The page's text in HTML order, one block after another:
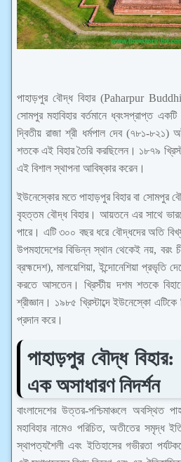
পাহাড়পুর বৌদ্ধ বিহার (Paharpur
সোমপুর মহাবিহার বর্তমানে ধ্বংসপ্রাপ্ত
দ্বিতীয় রাজা শ্রী ধর্মপাল দেব (৭৮১-৮২১)
শতকে এই বিহার তৈরি করছিলেন। ১৮৭৯
এই বিশাল স্থাপনা আবিষ্কার করেন।
ইউনেস্কোর মতে পাহাড়পুর বিহার বা সোমপুর
বৃহত্তম বৌদ্ধ বিহার। আয়তনে এর সাথে
পারে। এটি ৩০০ বছর ধরে বৌদ্ধদের অতি
উপমহাদেশের বিভিন্ন স্থান থেকেই নয়, বরং
ব্রহ্মদেশ), মালয়েশিয়া, ইন্দোনেশিয়া প্রভৃতি
করতে আসতেন। খ্রিস্টীয় দশম শতকে
শ্রীজ্ঞান। ১৯৮৫ খ্রিস্টাব্দে ইউনেস্কো এটিকে
প্রদান করে।
পাহাড়পুর বৌদ্ধ বিহার:
এক অসাধারণ নিদর্শন
বাংলাদেশের উত্তর-পশ্চিমাঞ্চলে অবস্থিত
মহাবিহার নামেও পরিচিত, অতীতের সমৃদ্ধ
স্থাপত্যশৈলী এবং ইতিহাসের গভীরতা